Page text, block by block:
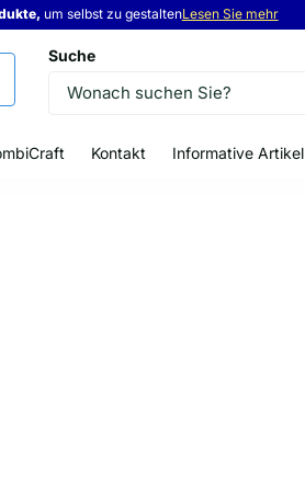
um selbst zu gestaltenLesen Sie mehr
Suche
Kontakt Informative Artikel